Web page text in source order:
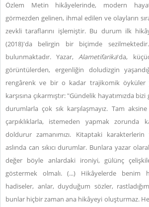
Özlem Metin hikâyelerinde, modern
görmezden gelinen, ihmal edilen ve olayların
zevkli taraflarını işlemiştir. Bu durum ilk
(2018)'da belirgin bir biçimde
bulunmaktadır. Yazar,Alametifarika'da,
görüntülerden, ergenliğin doludizgin
rengârenk ve bir o kadar trajikomik öyküler
karşısına çıkarmıştır: "Gündelik hayatımızda
durumlarla çok sık karşılaşmayız. Tam
çarpıklıklarla, istemeden yapmak zorunda
doldurur zamanımızı. Kitaptaki karakterlerin
aslında can sıkıcı durumlar. Bunlara yazar
değer böyle anlardaki ironiyi, gülünç
göstermek olmalı. (...) Hikâyelerde benim
hadiseler, anlar, duyduğum sözler,
bunlar hiçbir zaman ana hikâyeyi oluşturmaz.